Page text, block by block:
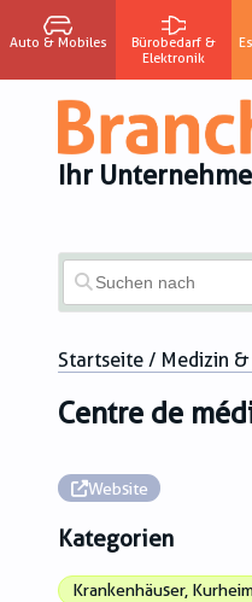
Auto & Mobiles
Bürobedarf &
Elektronik
Ihr
Startseite / Medizin
Centre de
Website
Kategorien
Krankenhäuser,